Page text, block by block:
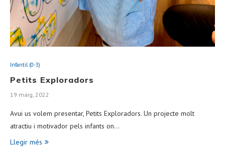
Infantil (0-3)
Petits Exploradors
19 maig, 2022
Avui us volem presentar, Petits Exploradors. Un projecte molt
atractiu i motivador pels infants on…
Llegir més